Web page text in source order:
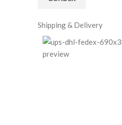
Shipping & Delivery